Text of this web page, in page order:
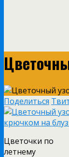
Поделиться
Цветочки по
летнему